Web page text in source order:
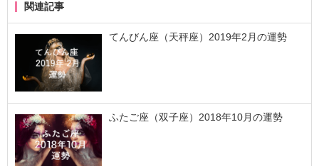
関連記事
てんびん座（天秤座）2019年2月の運勢
ふたご座（双子座）2018年10月の運勢